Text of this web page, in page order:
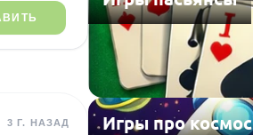
3 Г. НАЗАД Игры про космос